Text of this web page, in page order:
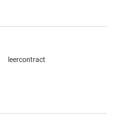
leercontract